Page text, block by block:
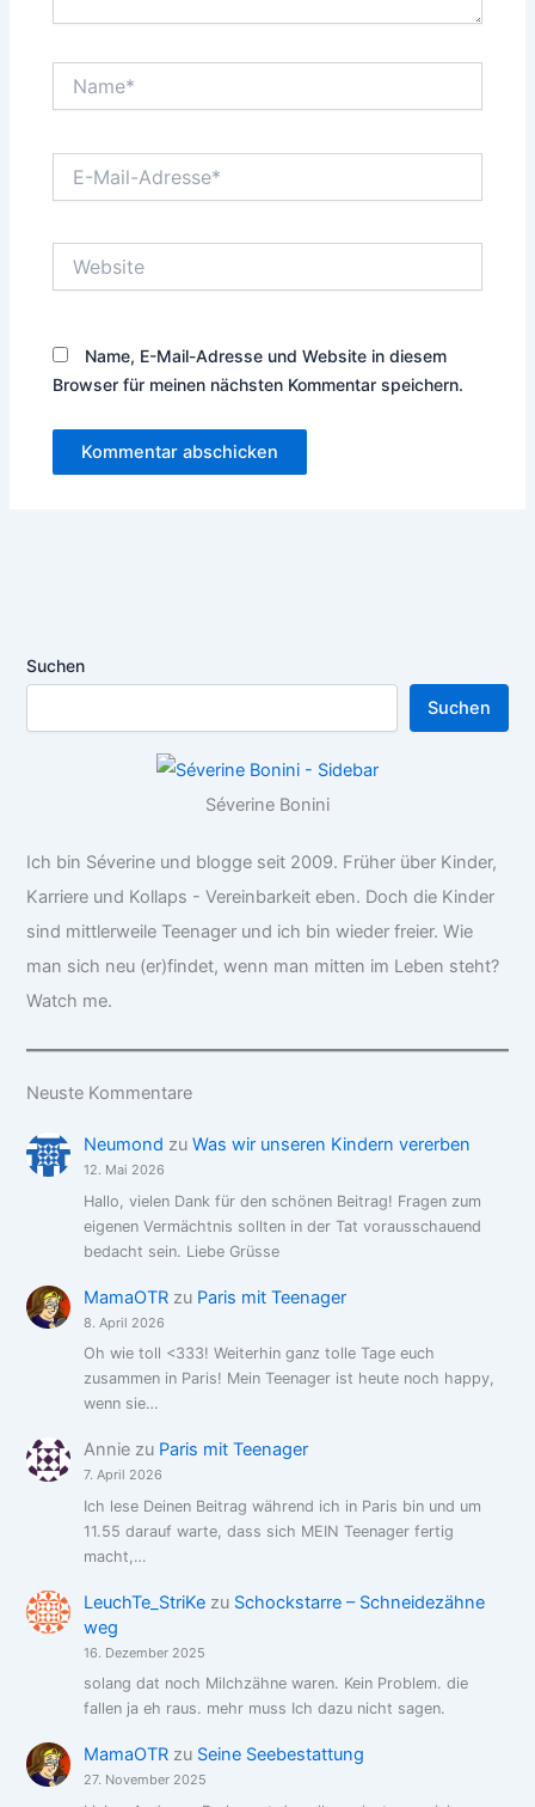
Mail-
Name, E-Mail-Adresse und Website in diesem
Browser für meinen nächsten Kommentar speichern.
Suchen
Suchen
Séverine Bonini
Ich bin Séverine und blogge seit 2009. Früher über Kinder,
Karriere und Kollaps - Vereinbarkeit eben. Doch die Kinder
sind mittlerweile Teenager und ich bin wieder freier. Wie
man sich neu (er)findet, wenn man mitten im Leben steht?
Watch me.
Neuste Kommentare
Neumond zu Was wir unseren Kindern vererben
12. Mai 2026
Hallo, vielen Dank für den schönen Beitrag! Fragen zum
eigenen Vermächtnis sollten in der Tat vorausschauend
bedacht sein. Liebe Grüsse
MamaOTRzu Paris mit Teenager
8. April 2026
Oh wie toll <333! Weiterhin ganz tolle Tage euch
zusammen in Paris! Mein Teenager ist heute noch happy,
wenn sie…
Anniezu Paris mit Teenager
7. April 2026
Ich lese Deinen Beitrag während ich in Paris bin und um
11.55 darauf warte, dass sich MEIN Teenager fertig
macht,…
LeuchTe_StriKezu Schockstarre – Schneidezähne
weg
16. Dezember 2025
solang dat noch Milchzähne waren. Kein Problem. die
fallen ja eh raus. mehr muss Ich dazu nicht sagen.
MamaOTRzu Seine Seebestattung
27. November 2025